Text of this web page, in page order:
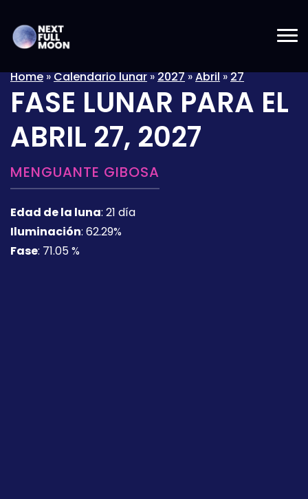
Home»Calendario lunar»2027»Abril»27
FASE LUNAR PARA EL
ABRIL 27, 2027
MENGUANTE GIBOSA
Edad de la luna: 21 día
Iluminación: 62.29%
Fase: 71.05 %